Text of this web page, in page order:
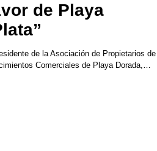
de Playa
de la Asociación de Propietarios de
Comerciales de Playa Dorada,…